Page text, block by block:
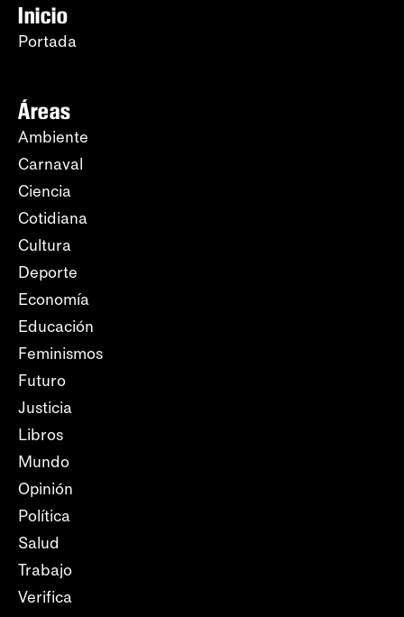
Inicio
Portada
Áreas
Ambiente
Carnaval
Ciencia
Cotidiana
Cultura
Deporte
Economía
Educación
Feminismos
Futuro
Justicia
Libros
Mundo
Opinión
Política
Salud
Trabajo
Verifica